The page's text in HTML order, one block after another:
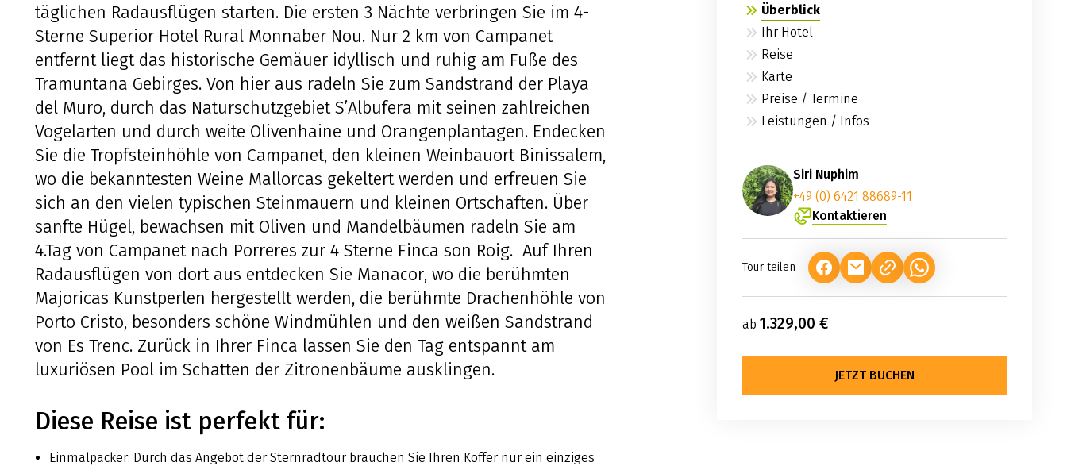
täglichen Radausflügen starten. Die ersten 3 Nächte verbringen Sie im 4-
Sterne Superior Hotel Rural Monnaber Nou. Nur 2 km von Campanet
entfernt liegt das historische Gemäuer idyllisch und ruhig am Fuße des
Tramuntana Gebirges. Von hier aus radeln Sie zum Sandstrand der Playa
del Muro, durch das Naturschutzgebiet S’Albufera mit seinen zahlreichen
Vogelarten und durch weite Olivenhaine und Orangenplantagen. Endecken
Sie die Tropfsteinhöhle von Campanet, den kleinen Weinbauort Binissalem,
wo die bekanntesten Weine Mallorcas gekeltert werden und erfreuen Sie
sich an den vielen typischen Steinmauern und kleinen Ortschaften. Über
sanfte Hügel, bewachsen mit Oliven und Mandelbäumen radeln Sie am
4.Tag von Campanet nach Porreres zur 4 Sterne Finca son Roig. Auf Ihren
Radausflügen von dort aus entdecken Sie Manacor, wo die berühmten
Majoricas Kunstperlen hergestellt werden, die berühmte Drachenhöhle von
Porto Cristo, besonders schöne Windmühlen und den weißen Sandstrand
von Es Trenc. Zurück in Ihrer Finca lassen Sie den Tag entspannt am
luxuriösen Pool im Schatten der Zitronenbäume ausklingen.
Diese Reise ist perfekt für:
Einmalpacker: Durch das Angebot der Sternradtour brauchen Sie Ihren Koffer nur ein einziges
Überblick
Ihr Hotel
Reise
Karte
Preise / Termine
Leistungen / Infos
Siri Nuphim
+49 (0) 6421 88689-11
Kontaktieren
Tour teilen (LINK ÖFFNET IN NEUEM TAB)
(LINK ÖFFNET IN NEUEM TAB)
(LINK ÖFFNET IN NEUEM
ab 1.329,00 €
JETZT BUCHEN